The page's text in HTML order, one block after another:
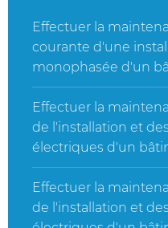
Effectuer la
courante d'une
monophasée d'un
Effectuer la
de l'installation et
électriques d'un
Effectuer la
de l'installation et